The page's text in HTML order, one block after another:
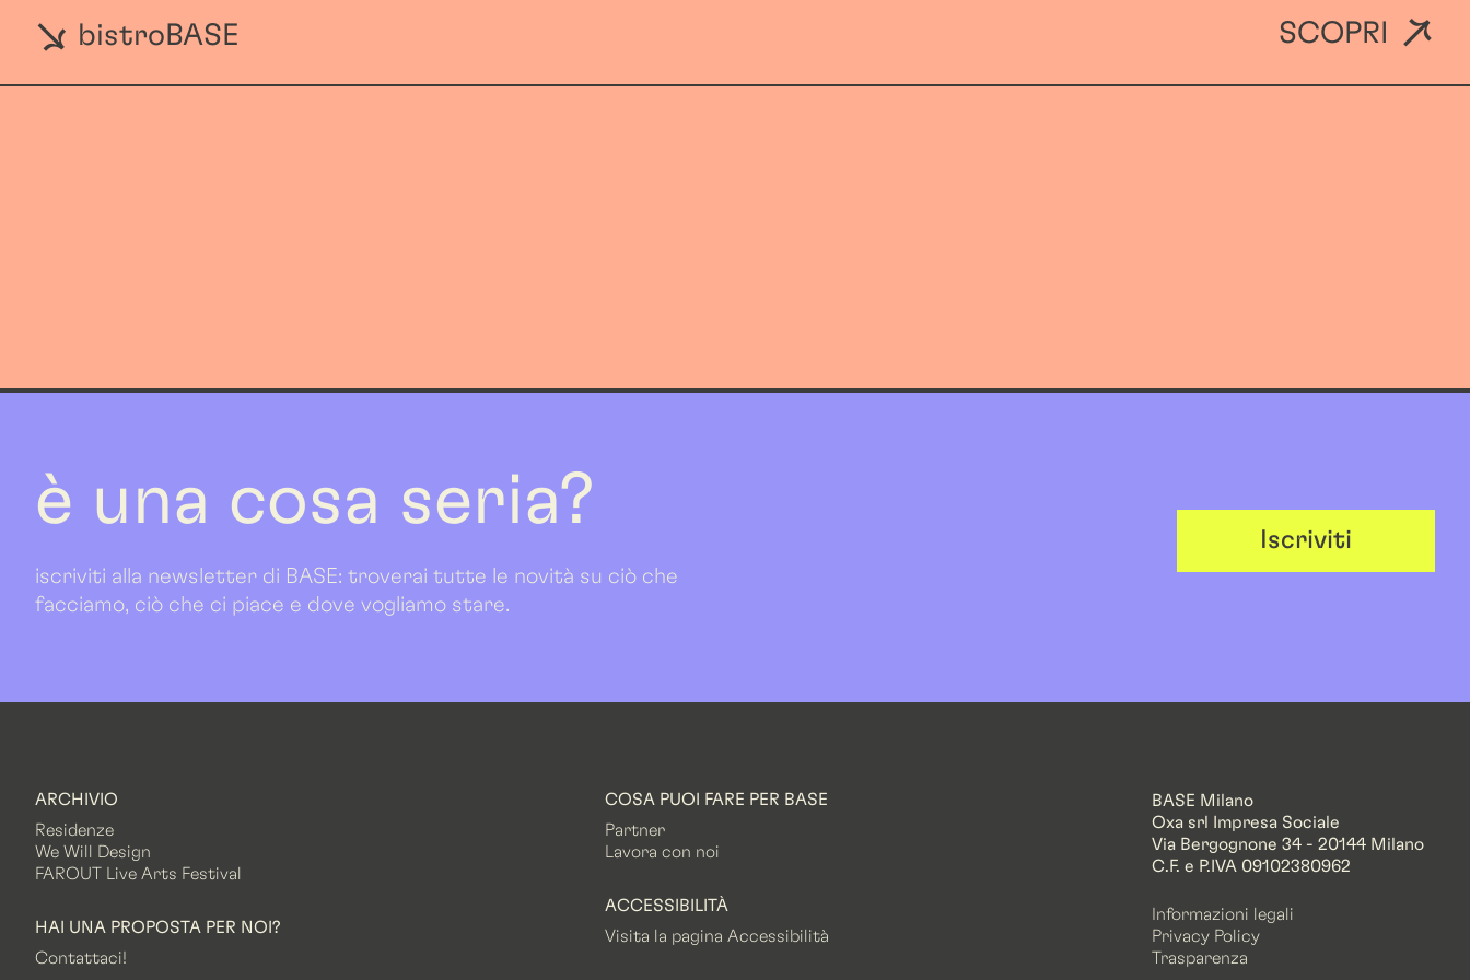
bistroBASE SCOPRI
è una cosa seria?
iscriviti alla newsletter di BASE: troverai tutte le novità su ciò che
facciamo, ciò che ci piace e dove vogliamo stare.
Iscriviti
ARCHIVIO
Residenze
We Will Design
FAROUT Live Arts Festival
HAI UNA PROPOSTA PER NOI?
Contattaci!
COSA PUOI FARE PER BASE
Partner
Lavora con noi
ACCESSIBILITÀ
Visita la pagina Accessibilità
BASE Milano
Oxa srl Impresa Sociale
Via Bergognone 34 - 20144 Milano
C.F. e P.IVA 09102380962
Informazioni legali
Privacy Policy
Trasparenza